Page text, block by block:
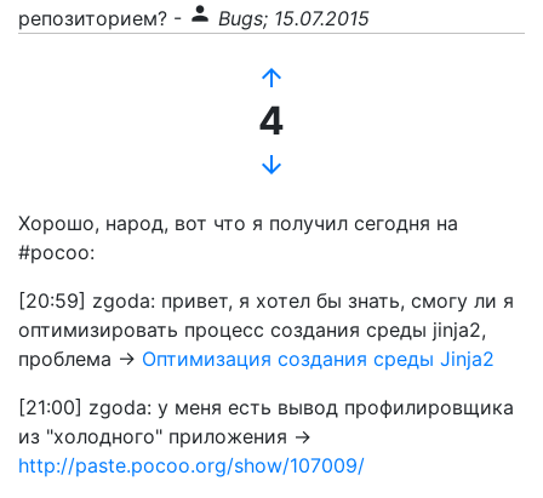
репозиторием? - person Bugs; 15.07.2015
arrow_upward
4
arrow_downward
Хорошо, народ, вот что я получил сегодня на
#pocoo:
[20:59] zgoda: привет, я хотел бы знать, смогу ли я
оптимизировать процесс создания среды jinja2,
проблема -> Оптимизация создания среды Jinja2
[21:00] zgoda: у меня есть вывод профилировщика
из "холодного" приложения ->
http://paste.pocoo.org/show/107009/